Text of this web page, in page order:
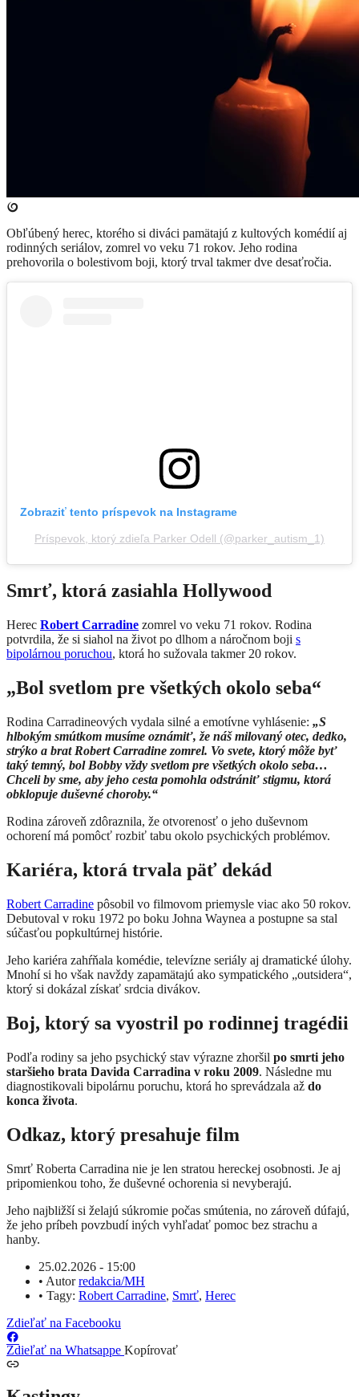
Obľúbený herec, ktorého si diváci pamätajú z kultových komédií aj
rodinných seriálov, zomrel vo veku 71 rokov. Jeho rodina
prehovorila o bolestivom boji, ktorý trval takmer dve desaťročia.
Zobraziť tento príspevok na Instagrame
Príspevok, ktorý zdieľa Parker Odell (@parker_autism_1)
Smrť, ktorá zasiahla Hollywood
Herec Robert Carradine zomrel vo veku 71 rokov. Rodina
potvrdila, že si siahol na život po dlhom a náročnom boji s
bipolárnou poruchou, ktorá ho sužovala takmer 20 rokov.
„Bol svetlom pre všetkých okolo seba“
Rodina Carradineových vydala silné a emotívne vyhlásenie: „S
hlbokým smútkom musíme oznámiť, že náš milovaný otec, dedko,
strýko a brat Robert Carradine zomrel. Vo svete, ktorý môže byť
taký temný, bol Bobby vždy svetlom pre všetkých okolo seba…
Chceli by sme, aby jeho cesta pomohla odstrániť stigmu, ktorá
obklopuje duševné choroby.“
Rodina zároveň zdôraznila, že otvorenosť o jeho duševnom
ochorení má pomôcť rozbiť tabu okolo psychických problémov.
Kariéra, ktorá trvala päť dekád
Robert Carradine pôsobil vo filmovom priemysle viac ako 50 rokov.
Debutoval v roku 1972 po boku Johna Waynea a postupne sa stal
súčasťou popkultúrnej histórie.
Jeho kariéra zahŕňala komédie, televízne seriály aj dramatické úlohy.
Mnohí si ho však navždy zapamätajú ako sympatického „outsidera“,
ktorý si dokázal získať srdcia divákov.
Boj, ktorý sa vyostril po rodinnej tragédii
Podľa rodiny sa jeho psychický stav výrazne zhoršil po smrti jeho
staršieho brata Davida Carradina v roku 2009. Následne mu
diagnostikovali bipolárnu poruchu, ktorá ho sprevádzala až do
konca života.
Odkaz, ktorý presahuje film
Smrť Roberta Carradina nie je len stratou hereckej osobnosti. Je aj
pripomienkou toho, že duševné ochorenia si nevyberajú.
Jeho najbližší si želajú súkromie počas smútenia, no zároveň dúfajú,
že jeho príbeh povzbudí iných vyhľadať pomoc bez strachu a
hanby.
25.02.2026 - 15:00
• Autorredakcia/MH
• Tagy: Robert Carradine, Smrť, Herec
Zdieľať na Facebooku
Zdieľať na Whatsappe Kopírovať